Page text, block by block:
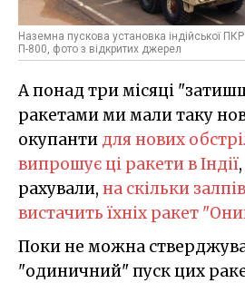
Наземна пускова установка індійської ПКР
П-800, фото з відкритих джерел
А понад три місяці
ракетами ми мали таку
окупанти для нових
випрошує ці ракети в Індії
рахували, на скільки
вистачить їхніх ракет
Поки не можна
"одиничний" пуск цих